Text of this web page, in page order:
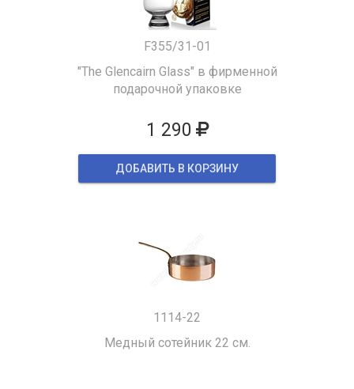
F355/31-01
"The Glencairn Glass" в фирменной
подарочной упаковке
1 290
ДОБАВИТЬ В КОРЗИНУ
1114-22
Медный сотейник 22 см.